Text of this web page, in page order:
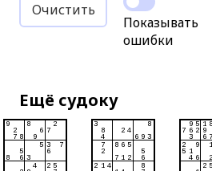
Очистить
Показывать
ошибки
Ещё судоку